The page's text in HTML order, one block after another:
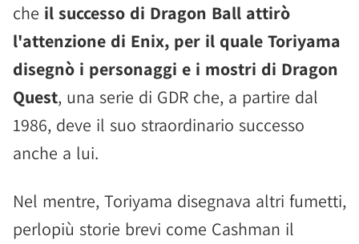
che il successo di Dragon Ball attirò
l'attenzione di Enix, per il quale Toriyama
disegnò i personaggi e i mostri di Dragon
Quest, una serie di GDR che, a partire dal
1986, deve il suo straordinario successo
anche a lui.
Nel mentre, Toriyama disegnava altri fumetti,
perlopiù storie brevi come Cashman il